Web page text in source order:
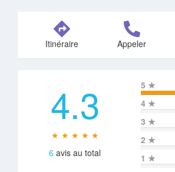
Itinéraire Appeler
4.3
★ ★ ★ ★ ★
6 avis au total
5 ★
4 ★
3 ★
2 ★
1 ★